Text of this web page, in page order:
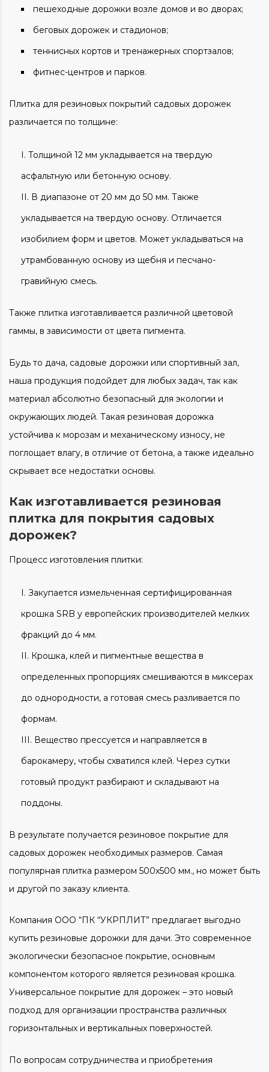
пешеходные дорожки возле домов и во дворах;
беговых дорожек и стадионов;
теннисных кортов и тренажерных спортзалов;
фитнес-центров и парков.
Плитка для резиновых покрытий садовых дорожек
различается по толщине:
Толщиной 12 мм укладывается на твердую
асфальтную или бетонную основу.
В диапазоне от 20 мм до 50 мм. Также
укладывается на твердую основу. Отличается
изобилием форм и цветов. Может укладываться на
утрамбованную основу из щебня и песчано-
гравийную смесь.
Также плитка изготавливается различной цветовой
гаммы, в зависимости от цвета пигмента.
Будь то дача, садовые дорожки или спортивный зал,
наша продукция подойдет для любых задач, так как
материал абсолютно безопасный для экологии и
окружающих людей. Такая резиновая дорожка
устойчива к морозам и механическому износу, не
поглощает влагу, в отличие от бетона, а также идеально
скрывает все недостатки основы.
Как изготавливается резиновая
плитка для покрытия садовых
дорожек?
Процесс изготовления плитки:
Закупается измельченная сертифицированная
крошка SRB у европейских производителей мелких
фракций до 4 мм.
Крошка, клей и пигментные вещества в
определенных пропорциях смешиваются в миксерах
до однородности, а готовая смесь разливается по
формам.
Вещество прессуется и направляется в
барокамеру, чтобы схватился клей. Через сутки
готовый продукт разбирают и складывают на
поддоны.
В результате получается резиновое покрытие для
садовых дорожек необходимых размеров. Самая
популярная плитка размером 500х500 мм., но может быть
и другой по заказу клиента.
Компания ООО “ПК “УКРПЛИТ” предлагает выгодно
купить резиновые дорожки для дачи. Это современное
экологически безопасное покрытие, основным
компонентом которого является резиновая крошка.
Универсальное покрытие для дорожек – это новый
подход для организации пространства различных
горизонтальных и вертикальных поверхностей.
По вопросам сотрудничества и приобретения